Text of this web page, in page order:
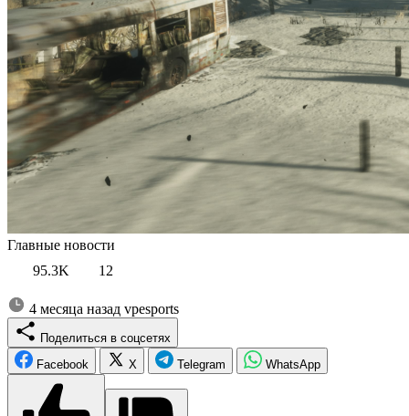
Главные новости
95.3K
12
4 месяца назад vpesports
Поделиться в соцсетях
Facebook
X Telegram WhatsApp